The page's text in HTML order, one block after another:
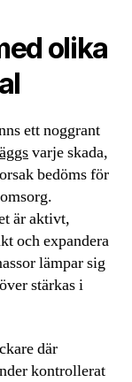
olika
ett noggrant
varje skada,
bedöms för
är aktivt,
och expandera
lämpar sig
stärkas i
där
kontrollerat